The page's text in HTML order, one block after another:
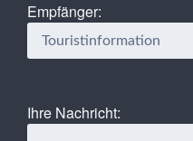
Empfänger:
Ihre Nachricht: